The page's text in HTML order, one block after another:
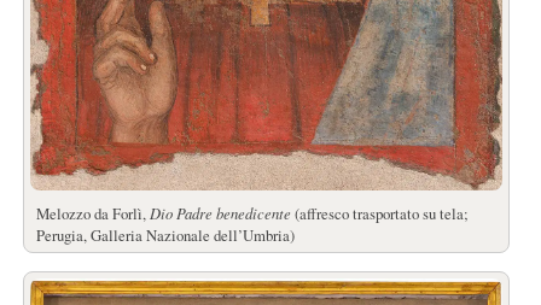
Melozzo da Forlì, Dio Padre benedicente (affresco trasportato su tela;
Perugia, Galleria Nazionale dell’Umbria)